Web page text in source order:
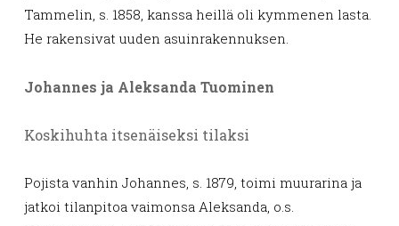
Tammelin, s. 1858, kanssa heillä oli kymmenen lasta.
He rakensivat uuden asuinrakennuksen.
Johannes ja Aleksanda Tuominen
Koskihuhta itsenäiseksi tilaksi
Pojista vanhin Johannes, s. 1879, toimi muurarina ja
jatkoi tilanpitoa vaimonsa Aleksanda, o.s.